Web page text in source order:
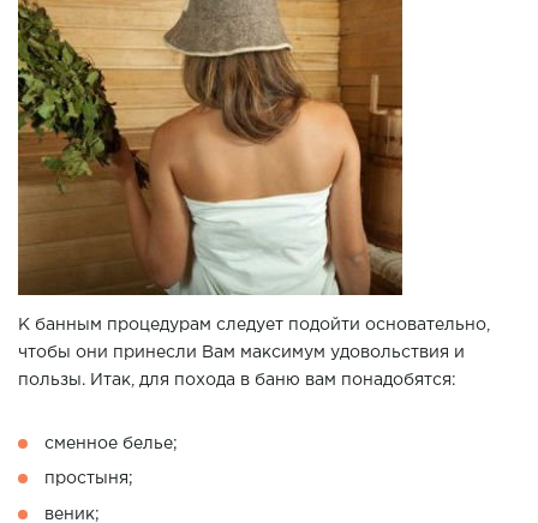
К банным процедурам следует подойти основательно,
чтобы они принесли Вам максимум удовольствия и
пользы. Итак, для похода в баню вам понадобятся:
сменное белье;
простыня;
веник;